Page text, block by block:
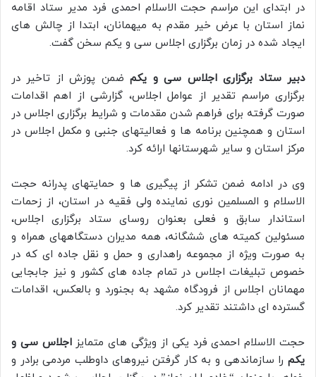
در ابتدای این مراسم حجت الاسلام احمدی فرد مدیر ستاد اقامه
نماز استان با عرض خیر مقدم به میهمانان، ابتدا از چالش های
ایجاد شده در زمان برگزاری اجلاس سی و یکم سخن گفت.
دبیر ستاد برگزاری اجلاس سی و یکمضمن پوزش از تاخیر در
برگزاری مراسم تقدیر از عوامل اجلاس، گزارشی از اهم اقدامات
صورت گرفته برای فراهم شدن مقدمات و شرایط برگزاری اجلاس در
استان و همچنین برنامه ها و فعالیتهای جنبی و مکمل اجلاس در
مرکز استان و سایر شهرستانها ارائه کرد.
وی در ادامه ضمن تشکر از پیگیری ها و حمایتهای پدرانه حجت
الاسلام و المسلمین نوری نماینده ولی فقیه در استان، از زحمات
استاندار سابق و فعلی بعنوان روسای ستاد برگزاری اجلاس،
مسئولین کمیته های ششگانه، همه مدیران دستگاههای همراه و
به صورت ویژه از مجموعه راهداری و حمل و نقل جاده ای که در
خصوص تبلیغات اجلاس در تمام جاده های کشور و نیز جابجایی
مهمانان اجلاس از فرودگاه مشهد به بجنورد و بالعکس، اقدامات
گسترده ای داشتند تقدیر کرد.
حجت الاسلام احمدی فرد یکی از ویژگی های متمایزاجلاس سی و
یکم را سازماندهی و به کار گرفتن نیروهای داوطلب مردمی برادر و